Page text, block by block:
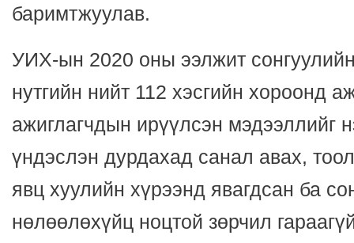
баримтжуулав.
УИХ-ын 2020 оны ээлжит
нутгийн нийт 112 хэсгийн хороонд
ажиглагчдын ирүүлсэн мэдээллийг
үндэслэн дурдахад санал авах,
явц хуулийн хүрээнд явагдсан ба
нөлөөлөхүйц ноцтой зөрчил